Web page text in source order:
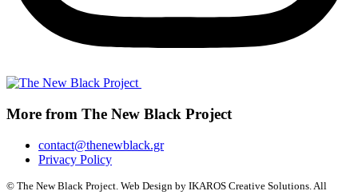
More from The New Black Project
contact@thenewblack.gr
Privacy Policy
© The New Black Project. Web Design by IKAROS Creative Solutions. All